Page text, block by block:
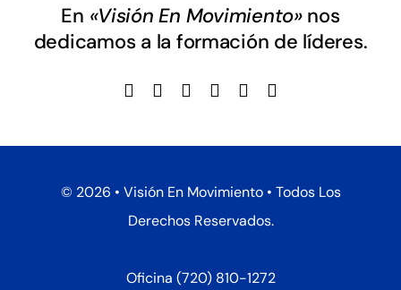
En «Visión En Movimiento»nos
dedicamos a la formación de líderes.
© 2026 • Visión En Movimiento • Todos Los
Derechos Reservados.
Oficina (720) 810-1272